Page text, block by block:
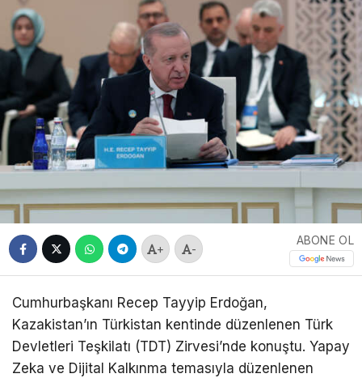
+ -
ABONE OL
Cumhurbaşkanı Recep Tayyip Erdoğan,
Kazakistan’ın Türkistan kentinde düzenlenen Türk
Devletleri Teşkilatı (TDT) Zirvesi’nde konuştu. Yapay
Zeka ve Dijital Kalkınma temasıyla düzenlenen